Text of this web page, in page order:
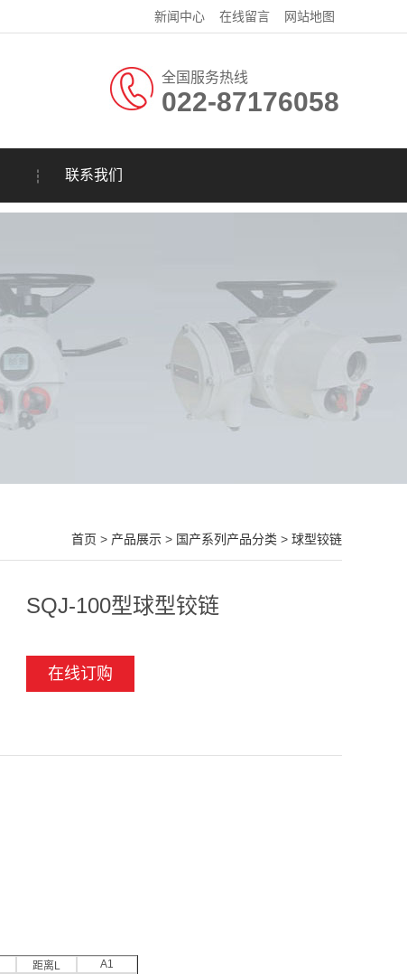
新闻中心 在线留言 网站地图
全国服务热线
022-87176058
联系我们
首页 > 产品展示 > 国产系列产品分类 > 球型铰链
SQJ-100型球型铰链
在线订购
距离L
A1